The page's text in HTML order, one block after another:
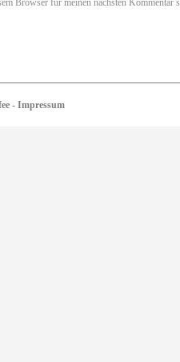
- Impressum